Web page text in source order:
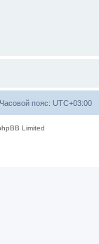
Часовой пояс: UTC+03:00
Limited